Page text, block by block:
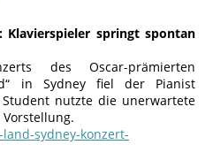
Klavierspieler springt spontan
des Oscar-prämierten
in Sydney fiel der Pianist
nutzte die unerwartete
sydney-konzert-